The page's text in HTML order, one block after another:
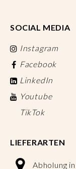
SOCIAL MEDIA
Instagram
Facebook
LinkedIn
Youtube
TikTok
LIEFERARTEN
Abholung